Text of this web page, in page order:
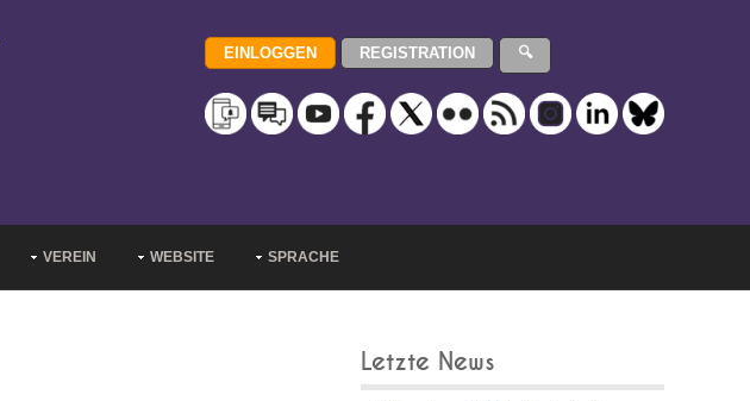
VEREIN WEBSITE SPRACHE
Letzte News